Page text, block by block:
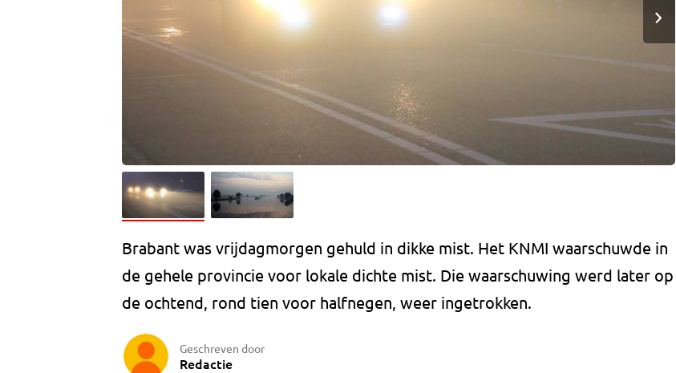
Brabant was vrijdagmorgen gehuld in dikke mist. Het KNMI waarschuwde in
de gehele provincie voor lokale dichte mist. Die waarschuwing werd later op
de ochtend, rond tien voor halfnegen, weer ingetrokken.
Geschreven door
Redactie